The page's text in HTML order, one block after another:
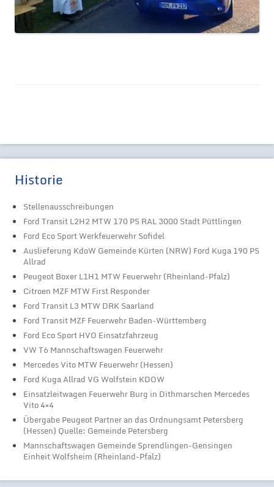
Historie
Stellenausschreibungen
Ford Transit L2H2 MTW 170 PS RAL 3000 Stadt Püttlingen
Ford Eco Sport Werkfeuerwehr Sofidel
Auslieferung KdoW Gemeinde Kürten (NRW) Ford Kuga 190 PS
Allrad
Peugeot Boxer L1H1 MTW Feuerwehr (Rheinland-Pfalz)
Citroen MZF MTW First Responder
Ford Transit L3 MTW DRK Saarland
Ford Transit MZF Feuerwehr Baden-Württemberg
Ford Eco Sport HVO Einsatzfahrzeug
VW T6 Mannschaftswagen Feuerwehr
Mercedes Vito MTW Feuerwehr (Hessen)
Ford Kuga Allrad VG Wolfstein KDOW
Einsatzleitwagen Feuerwehr Burg in Dithmarschen Mercedes
Vito 4×4
Übergabe Peugeot Partner an das Ordnungsamt Petersberg
(Hessen) Quelle: Gemeinde Petersberg
Mannschaftswagen Gemeinde Sprendlingen-Gensingen
Einheit Wolfsheim (Rheinland-Pfalz)